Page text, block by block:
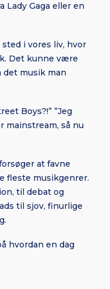
Lady Gaga eller en
i vores liv, hvor
Det kunne være
det musik man
Boys?!” ”Jeg
mainstream, så nu
at favne
fleste musikgenrer.
til debat og
til sjov, finurlige
hvordan en dag